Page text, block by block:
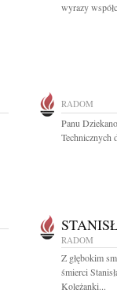
wyrazy
RADOM
Panu
Technicznych
RADOM
Z głębokim
śmierci
Koleżanki...